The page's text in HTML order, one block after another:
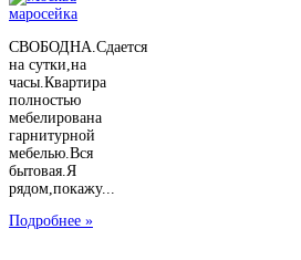
СВОБОДНА.Сдается
на сутки,на
часы.Квартира
полностью
мебелирована
гарнитурной
мебелью.Вся
бытовая.Я
рядом,покажу...
Подробнее »